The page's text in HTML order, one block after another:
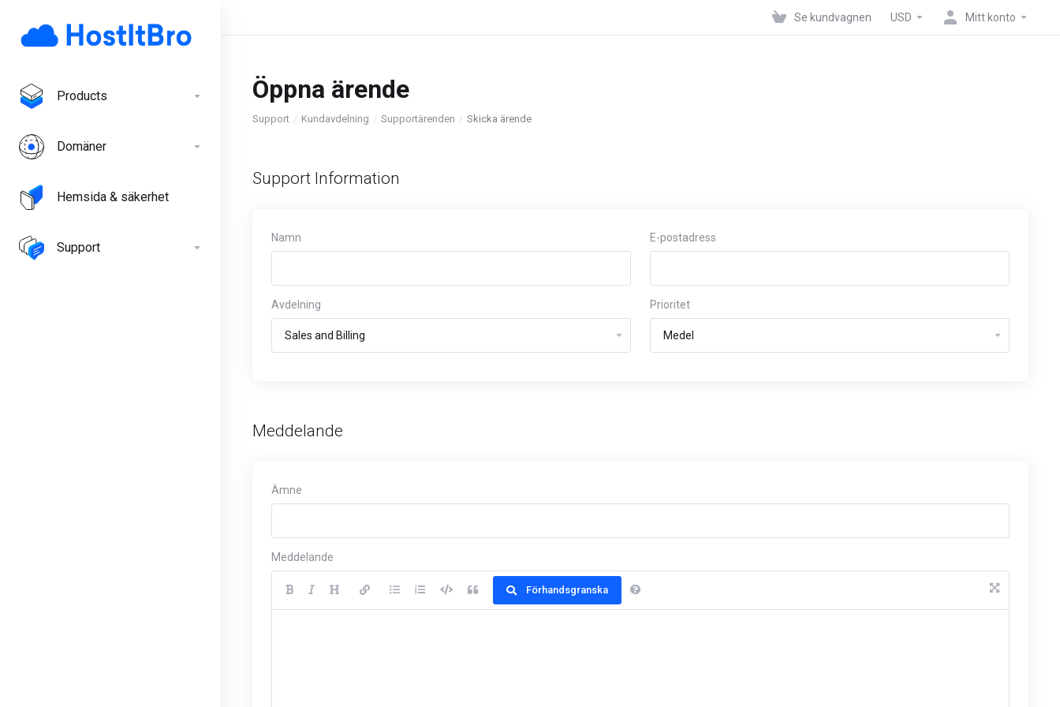
Products
Domäner
Hemsida & säkerhet
Support
Se kundvagnen USD Mitt konto
Öppna ärende
Support Kundavdelning Supportärenden Skicka ärende
Support Information
Namn E-postadress
Avdelning Prioritet
Meddelande
Ämne
Meddelande
Förhandsgranska